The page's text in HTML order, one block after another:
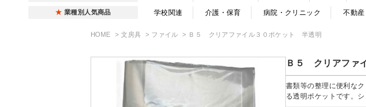
業種別人気商品 学校関連 介護・保育 病院・クリニック 不動
HOME 文房具 ファイル Ｂ５ クリアファイル３０ポケット 半透明
Ｂ５ クリアファ
書類等の整理に便利な
る透明ポケットです。シ